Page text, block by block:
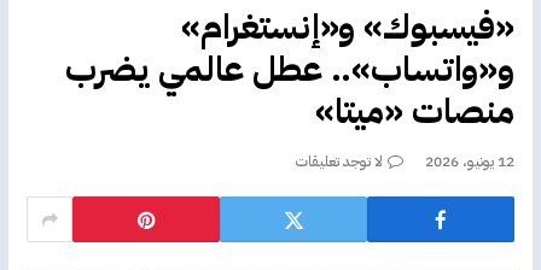
«فيسبوك» و«إنستغرام»
و«واتساب».. عطل عالمي يضرب
منصات «ميتا»
12 يونيو، 2026 لا توجد تعليقات